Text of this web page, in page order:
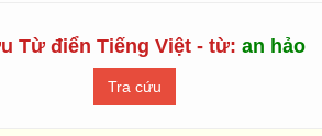
Từ điển Tiếng Việt - từ:an hảo